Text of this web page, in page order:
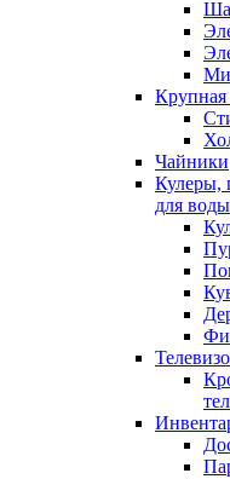
Крупная
Чайники
Кулеры,
для воды